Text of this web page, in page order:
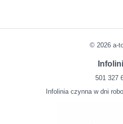
© 2026 a-
501 327
Infolinia czynna w dni